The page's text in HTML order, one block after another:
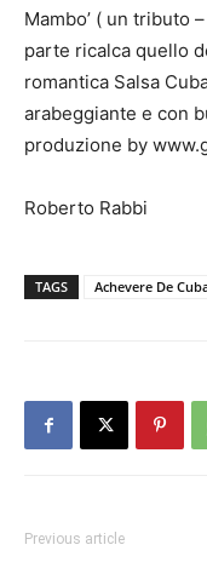
Mambo’ ( un tributo
parte ricalca quello
romantica Salsa
arabeggiante e con
produzione by
Roberto Rabbi
TAGS Achevere De
Previous article